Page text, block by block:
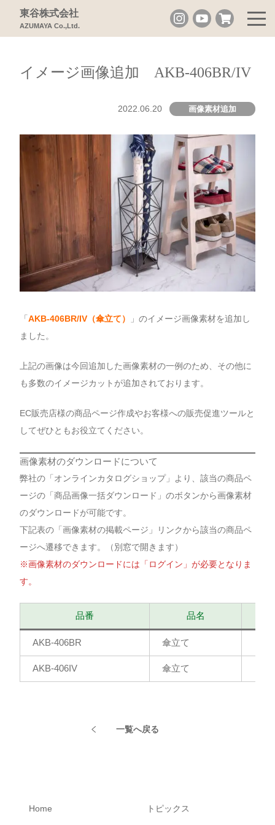
東谷株式会社
AZUMAYA Co.,Ltd.
イメージ画像追加 AKB-406BR/IV
2022.06.20 画像素材追加
「 AKB-406BR/IV（傘立て）
」のイメージ画像素材を追加し
ました。
上記の画像は今回追加した画像素材の一例のため、その他に
も多数のイメージカットが追加されております。
EC販売店様の商品ページ作成やお客様への販売促進ツールと
してぜひともお役立てください。
画像素材のダウンロードについて
弊社の「オンラインカタログショップ」より、該当の商品ペ
ージの「商品画像一括ダウンロード」のボタンから画像素材
のダウンロードが可能です。
下記表の「画像素材の掲載ページ」リンクから該当の商品ペ
ージへ遷移できます。（別窓で開きます）
※画像素材のダウンロードには「ログイン」が必要となりま
す。
品番 品名
AKB-406BR 傘立て
AKB-406IV 傘立て
一覧へ戻る
Home トピックス